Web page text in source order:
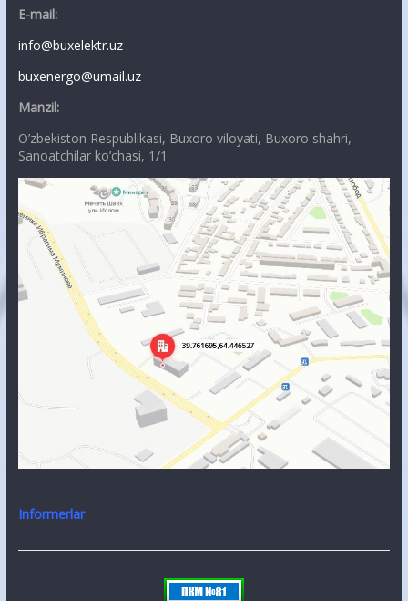
E-mail:
info@buxelektr.uz
buxenergo@umail.uz
Manzil:
O’zbekiston Respublikasi, Buxoro viloyati, Buxoro shahri,
Sanoatchilar ko’chasi, 1/1
Informerlar